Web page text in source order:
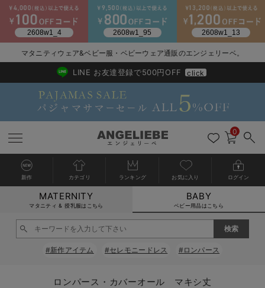
新生児服全て
ベビー服全て
ロンパース・カバーオール
シーズンアイテム全て
ベビー・新生児 寝具全て
ベビーベッド・布団 （ベビー・新生児）
ベビー 雑貨全て
ベビーチェア（ハイローチェア）・ベビーラック
お出かけグッズ全て
ベビー｜季節の特集全て
猛暑からベビーを守るひんやりグッズ
アウトレット全て
【アウトレット】ワンピース
特集全て
抗菌防臭加工
再入荷全て
再入荷｜インナー
戻る
送料無料アイテム全て
ワンピース
戻る
ブラキャミ おまとめ
戻る
【37周年祭セール】
【37周年祭セール】
戻る
気温差別オススメア
【15℃】3月下旬～
戻る
動きやすく着回しで
戻る
強撚スムース(コスパ
戻る
マタニティウェア
【おまとめ割】パジ
戻る
こだわりの履き心地
カジュアル
戻る
ジャケット派
戻る
出産準備応援割全て
マタニティパジャマ
戻る
【オフィスカジュア
戻る
レギンスタイプ
戻る
【フォーマル】ワン
戻る
【ベビー】長袖
戻る
ハンカチ
戻る
快適ウェア10%OFF
戻る
春のマタニティワン
セットアップ・ レイ
戻る
Gift Selection 出産
〜3,000円（税込）
戻る
冬の冷え対策インナ
薄くてあったか
戻る
入院準備の持ち物チ
入院してすぐ使うグ
戻る
冬のあったか特集全て
【冬のあったか特集
マタニティウェア&ベビー服・ベビーウェア通販のエンジェリーベ。
2026/NewArrival
送料495円(一部地域を除く) 7,700円以上で送料無料
LINE お友達登録で500円OFF click
0
新作 カテゴリ ランキング お気に入り ログイン
MATERNITY
マタニティ & 授乳服はこちら
BABY
ベビー用品はこちら
#新作アイテム #セレモニードレス #ロンパース
ロンパース・カバーオール マキシ丈
カートに入れる
閉じる